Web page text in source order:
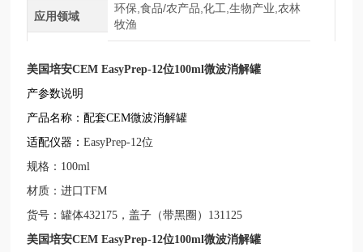
应用领域
环保,食品/农产品,化工,生物产业,农林
牧渔
美国培安CEM EasyPrep-12位100ml微波消解罐
产参数说明
产品名称：配套CEM微波消解罐
适配仪器：EasyPrep-12位
规格：100ml
材质：进口TFM
货号：罐体432175，盖子（带黑圈）131125
美国培安CEM EasyPrep-12位100ml微波消解罐